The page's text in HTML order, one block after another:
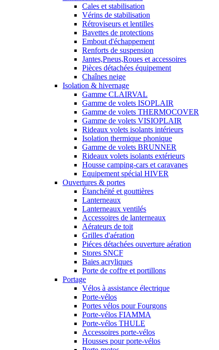
Cales et stabilisation
Vérins de stabilisation
Rétroviseurs et lentilles
Bavettes de protections
Embout d'échappement
Renforts de suspension
Jantes,Pneus,Roues et accessoires
Pièces détachées équipement
Chaînes neige
Isolation & hivernage
Gamme CLAIRVAL
Gamme de volets ISOPLAIR
Gamme de volets THERMOCOVER
Gamme de volets VISIOPLAIR
Rideaux volets isolants intérieurs
Isolation thermique phonique
Gamme de volets BRUNNER
Rideaux volets isolants extérieurs
Housse camping-cars et caravanes
Equipement spécial HIVER
Ouvertures & portes
Étanchéité et gouttières
Lanterneaux
Lanterneaux ventilés
Accessoires de lanterneaux
Aérateurs de toit
Grilles d'aération
Piéces détachées ouverture aération
Stores SNCF
Baies acryliques
Porte de coffre et portillons
Portage
Vélos à assistance électrique
Porte-vélos
Portes vélos pour Fourgons
Porte-vélos FIAMMA
Porte-vélos THULE
Accessoires porte-vélos
Housses pour porte-vélos